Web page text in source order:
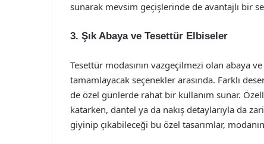
sunarak mevsim geçişlerinde de avantajlı bir
3. Şık Abaya ve Tesettür Elbiseler
Tesettür modasının vazgeçilmezi olan abaya
tamamlayacak seçenekler arasında. Farklı
de özel günlerde rahat bir kullanım sunar.
katarken, dantel ya da nakış detaylarıyla da
giyinip çıkabileceği bu özel tasarımlar,